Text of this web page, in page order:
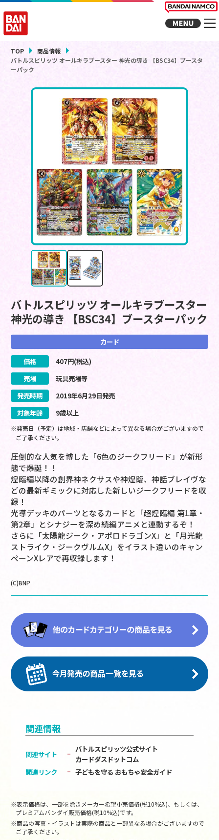
TOP
商品情報
バトルスピリッツ オールキラブースター 神光の導き 【BSC34】ブースタ
ーパック
バトルスピリッツ オールキラブースター
神光の導き 【BSC34】ブースターパック
カード
価格 407円(税込)
売場
玩具売場等
発売時期
2019年6月29日発売
対象年齢
9歳以上
※発売日（予定）は地域・店舗などによって異なる場合がございますので
ご了承ください。
圧倒的な人気を博した「6色のジークフリード」が新形
態で爆誕！！
煌臨編以降の創界神ネクサスや神煌臨、神話ブレイヴな
どの最新ギミックに対応した新しいジークフリードを収
録！
光導デッキのパーツとなるカードと「超煌臨編 第1章・
第2章」とシナジーを深め続編アニメと連動するぞ！
さらに「太陽龍ジーク・アポロドラゴンX」と「月光龍
ストライク・ジークヴルムX」をイラスト違いのキャン
ペーンXレアで再収録します！
(C)BNP
関連情報
関連サイト
バトルスピリッツ公式サイト
カードダスドットコム
関連リンク
子どもを守る おもちゃ安全ガイド
※表示価格は、一部を除きメーカー希望小売価格(税10%込)、もしくは、
プレミアムバンダイ販売価格(税10%込)です。
※商品の写真・イラストは実際の商品と一部異なる場合がございますので
ご了承ください。